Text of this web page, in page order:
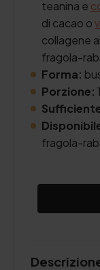
teanina e
di cacao o
collagene
fragola-
Forma:
Porzione:
fragola-